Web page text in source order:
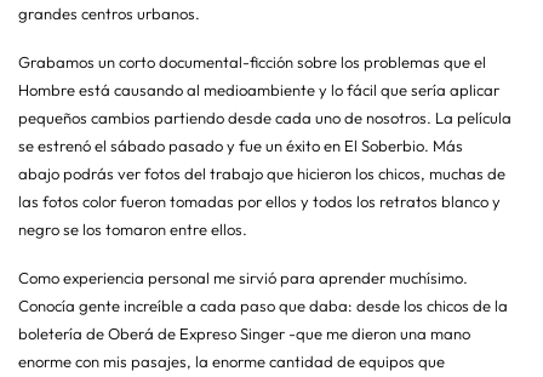
grandes centros urbanos.
Grabamos un corto documental-ficción sobre los problemas que el
Hombre está causando al medioambiente y lo fácil que sería aplicar
pequeños cambios partiendo desde cada uno de nosotros. La película
se estrenó el sábado pasado y fue un éxito en El Soberbio. Más
abajo podrás ver fotos del trabajo que hicieron los chicos, muchas de
las fotos color fueron tomadas por ellos y todos los retratos blanco y
negro se los tomaron entre ellos.
Como experiencia personal me sirvió para aprender muchísimo.
Conocía gente increíble a cada paso que daba: desde los chicos de la
boletería de Oberá de Expreso Singer -que me dieron una mano
enorme con mis pasajes, la enorme cantidad de equipos que